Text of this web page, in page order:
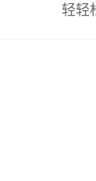
轻轻